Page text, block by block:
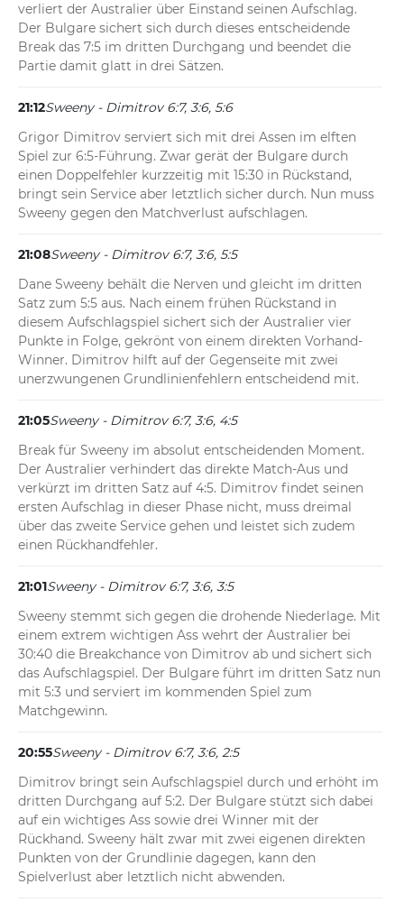
verliert der Australier über Einstand seinen Aufschlag.
Der Bulgare sichert sich durch dieses entscheidende
Break das 7:5 im dritten Durchgang und beendet die
Partie damit glatt in drei Sätzen.
21:12Sweeny - Dimitrov 6:7, 3:6, 5:6
Grigor Dimitrov serviert sich mit drei Assen im elften
Spiel zur 6:5-Führung. Zwar gerät der Bulgare durch
einen Doppelfehler kurzzeitig mit 15:30 in Rückstand,
bringt sein Service aber letztlich sicher durch. Nun muss
Sweeny gegen den Matchverlust aufschlagen.
21:08Sweeny - Dimitrov 6:7, 3:6, 5:5
Dane Sweeny behält die Nerven und gleicht im dritten
Satz zum 5:5 aus. Nach einem frühen Rückstand in
diesem Aufschlagspiel sichert sich der Australier vier
Punkte in Folge, gekrönt von einem direkten Vorhand-
Winner. Dimitrov hilft auf der Gegenseite mit zwei
unerzwungenen Grundlinienfehlern entscheidend mit.
21:05Sweeny - Dimitrov 6:7, 3:6, 4:5
Break für Sweeny im absolut entscheidenden Moment.
Der Australier verhindert das direkte Match-Aus und
verkürzt im dritten Satz auf 4:5. Dimitrov findet seinen
ersten Aufschlag in dieser Phase nicht, muss dreimal
über das zweite Service gehen und leistet sich zudem
einen Rückhandfehler.
21:01Sweeny - Dimitrov 6:7, 3:6, 3:5
Sweeny stemmt sich gegen die drohende Niederlage. Mit
einem extrem wichtigen Ass wehrt der Australier bei
30:40 die Breakchance von Dimitrov ab und sichert sich
das Aufschlagspiel. Der Bulgare führt im dritten Satz nun
mit 5:3 und serviert im kommenden Spiel zum
Matchgewinn.
20:55Sweeny - Dimitrov 6:7, 3:6, 2:5
Dimitrov bringt sein Aufschlagspiel durch und erhöht im
dritten Durchgang auf 5:2. Der Bulgare stützt sich dabei
auf ein wichtiges Ass sowie drei Winner mit der
Rückhand. Sweeny hält zwar mit zwei eigenen direkten
Punkten von der Grundlinie dagegen, kann den
Spielverlust aber letztlich nicht abwenden.